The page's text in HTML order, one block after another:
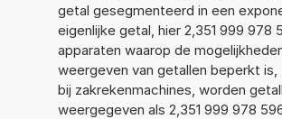
getal gesegmenteerd in een
eigenlijke getal, hier 2,351 999 978
apparaten waarop de
weergeven van getallen beperkt is,
bij zakrekenmachines, worden
weergegeven als 2,351 999 978